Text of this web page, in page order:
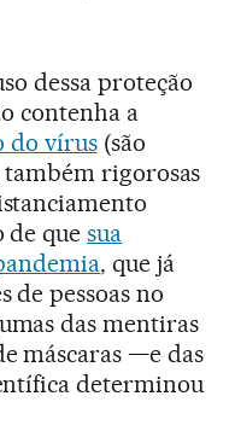
dessa proteção
contenha a
do vírus(são
também rigorosas
de quesua
, que já
de pessoas no
das mentiras
máscaras —e das
determinou